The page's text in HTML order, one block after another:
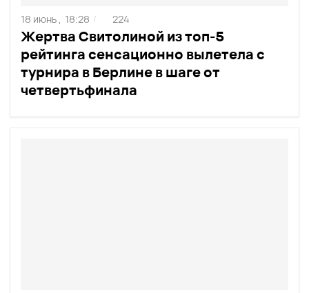
Жертва Свитолиной из топ-5
рейтинга сенсационно вылетела с
турнира в Берлине в шаге от
четвертьфинала
18 июнь , 18:28 / 224